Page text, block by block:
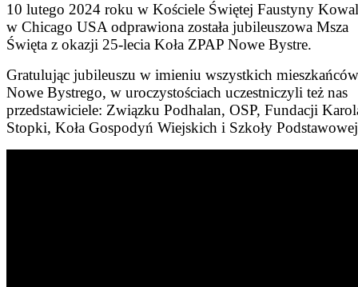
10 lutego 2024 roku w Kościele Świętej Faustyny
w Chicago USA odprawiona została jubileuszowa Msza
Święta z okazji 25-lecia Koła ZPAP Nowe Bystre.
Gratulując jubileuszu w imieniu wszystkich mieszkańców
Nowe Bystrego, w uroczystościach uczestniczyli też nas
przedstawiciele: Związku Podhalan, OSP, Fundacji
Stopki, Koła Gospodyń Wiejskich i Szkoły